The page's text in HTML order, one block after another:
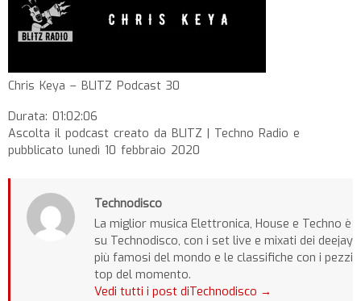
Chris Keya – BLITZ Podcast 30
Durata: 01:02:06
Ascolta il podcast creato da BLITZ | Techno Radio e
pubblicato lunedì 10 febbraio 2020
Technodisco
La miglior musica Elettronica, House e Techno è
su Technodisco, con i set live e mixati dei deejay
più famosi del mondo e le classifiche con i pezzi
top del momento.
Vedi tutti i post diTechnodisco →